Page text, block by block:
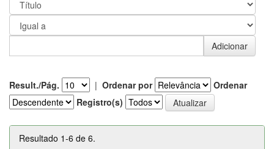
Result./Pág. | Ordenar por
Ordenar
Registro(s)
Resultado 1-6 de 6.